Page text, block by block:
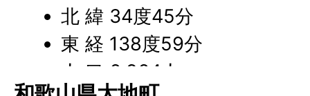
北 緯 34度45分
東 経 138度59分
人 口 6,964人